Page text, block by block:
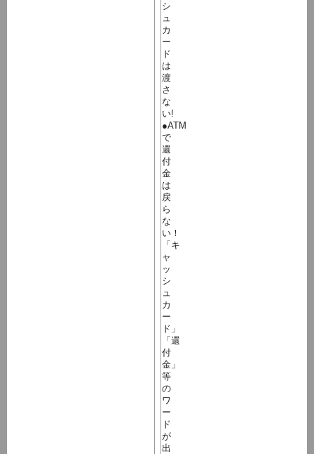
シ
ュ
カ
ー
ド
は
渡
さ
な
い!
●ATM
で
還
付
金
は
戻
ら
な
い！
「キ
ャ
ッ
シ
ュ
カ
ー
ド」
「還
付
金」
等
の
ワ
ー
ド
が
出